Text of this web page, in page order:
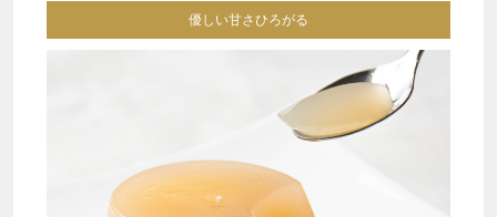
優しい甘さひろがる